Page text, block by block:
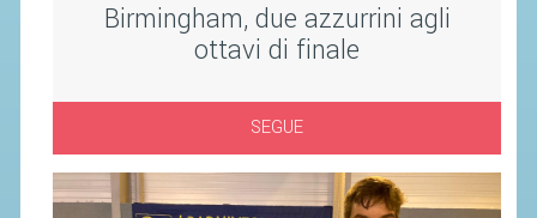
Birmingham, due azzurrini agli
ottavi di finale
SEGUE
STAFF TECNICO
ATLETI D'INTERESSE NAZIONALE
VOLA CON NOI